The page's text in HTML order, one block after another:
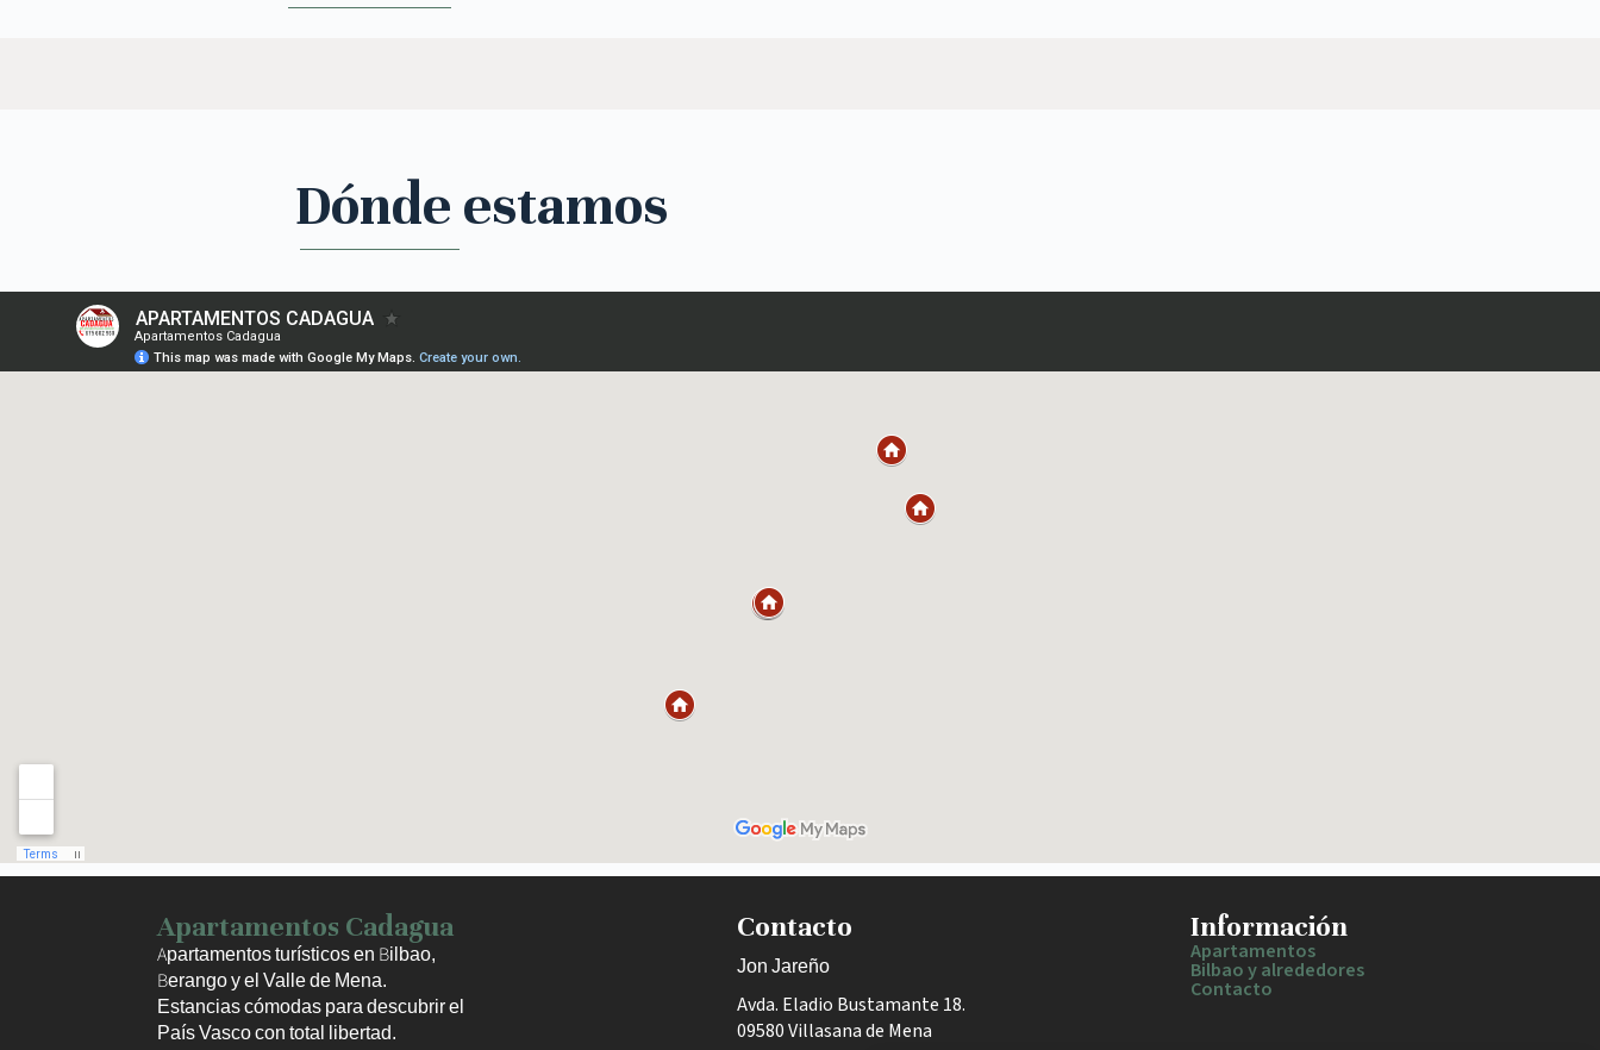
Dónde estamos
Apartamentos Cadagua
Apartamentos turísticos en Bilbao,
Berango y el Valle de Mena.
Estancias cómodas para descubrir el
País Vasco con total libertad.
Contacto
Jon Jareño
Avda. Eladio Bustamante 18.
09580 Villasana de Mena
Información
Apartamentos
Bilbao y alrededores
Contacto